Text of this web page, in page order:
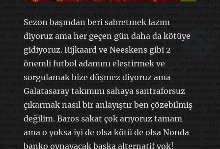
Sezon başından beri sabretmek lazım
diyoruz ama her geçen gün daha da kötüye
gidiyoruz. Rijkaard ve Neeskens gibi 2
önemli futbol adamını eleştirmek ve
sorgulamak bize düşmez diyoruz ama
Galatasaray takımını sahaya santraforsuz
çıkarmak nasıl bir anlayıştır ben çözebilmiş
değilim. Baros sakat çok arıyoruz tamam
ama o yoksa iyi de olsa kötü de olsa Nonda
banko oynayacak başka alternatif yok!